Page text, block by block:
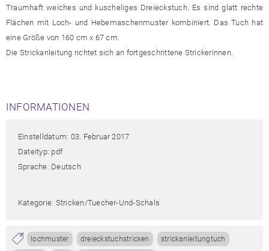
Traumhaft weiches und kuscheliges Dreieckstuch. Es sind glatt rechte
Flächen mit Loch- und Hebemaschenmuster kombiniert. Das Tuch hat
eine Größe von 160 cm x 67 cm.
Die Strickanleitung richtet sich an fortgeschrittene Strickerinnen.
INFORMATIONEN
Einstelldatum: 03. Februar 2017
Dateityp: pdf
Sprache: Deutsch
Kategorie: Stricken/tuecher-Und-Schals
lochmuster dreieckstuchstricken strickanleitungtuch